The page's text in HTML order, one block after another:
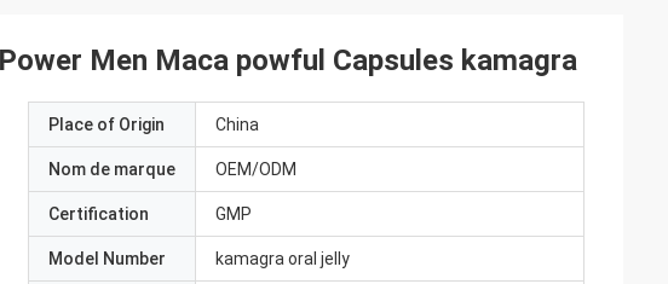
Men Maca powful Capsules kamagra
Place of Origin China
Nom de marque OEM/ODM
Certification GMP
Model Number kamagra oral jelly